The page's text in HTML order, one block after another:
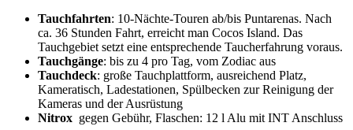
Tauchfahrten: 10-Nächte-Touren ab/bis Puntarenas. Nach
ca. 36 Stunden Fahrt, erreicht man Cocos Island. Das
Tauchgebiet setzt eine entsprechende Taucherfahrung voraus.
Tauchgänge: bis zu 4 pro Tag, vom Zodiac aus
Tauchdeck: große Tauchplattform, ausreichend Platz,
Kameratisch, Ladestationen, Spülbecken zur Reinigung der
Kameras und der Ausrüstung
Nitrox gegen Gebühr, Flaschen: 12 l Alu mit INT Anschluss